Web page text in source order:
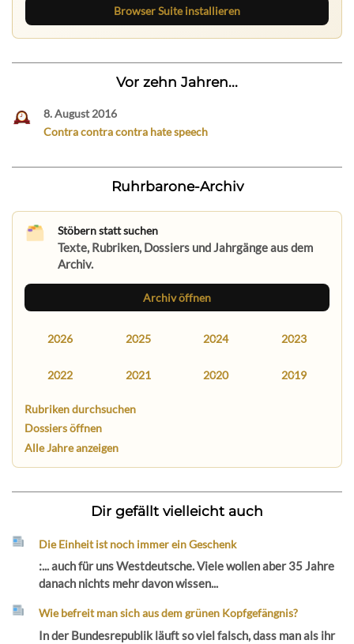
Browser Suite installieren
Vor zehn Jahren...
8. August 2016
Contra contra contra hate speech
Ruhrbarone-Archiv
Stöbern statt suchen
Texte, Rubriken, Dossiers und Jahrgänge aus dem
Archiv.
Archiv öffnen
2026 2025 2024 2023
2022 2021 2020 2019
Rubriken durchsuchen
Dossiers öffnen
Alle Jahre anzeigen
Dir gefällt vielleicht auch
Die Einheit ist noch immer ein Geschenk
:... auch für uns Westdeutsche. Viele wollen aber 35 Jahre
danach nichts mehr davon wissen...
Wie befreit man sich aus dem grünen Kopfgefängnis?
In der Bundesrepublik läuft so viel falsch, dass man als ihr